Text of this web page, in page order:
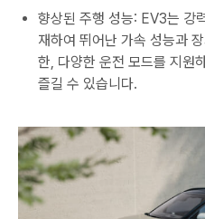
향상된 주행 성능: EV3는 강
재하여 뛰어난 가속 성능과
한, 다양한 운전 모드를 지원
즐길 수 있습니다.